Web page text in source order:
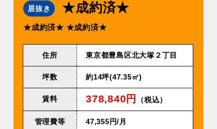
居抜き ★成約済★
★成約済★ ★成約済★
住所 東京都豊島区北大塚２丁目
坪数 約14坪(47.35㎡)
賃料 378,840円 （税込）
管理費等 47,355円/⽉